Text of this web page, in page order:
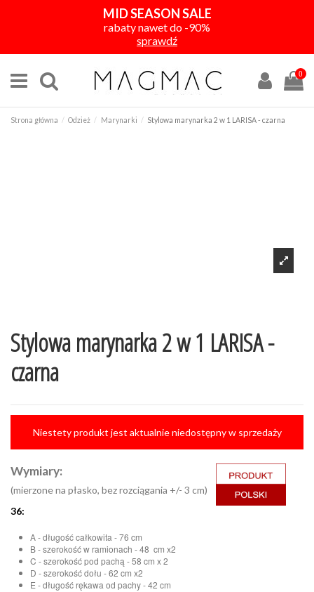
MID SEASON SALE
rabaty nawet do -90%
sprawdź
0
Strona główna Odzież Marynarki Stylowa marynarka 2 w 1 LARISA - czarna
Stylowa marynarka 2 w 1 LARISA -
czarna
Niestety produkt jest aktualnie niedostępny w sprzedaży
Wymiary:
(mierzone na płasko, bez rozciągania +/- 3 cm)
36:
A - długość całkowita - 76 cm
B - szerokość w ramionach - 48 cm x2
C - szerokość pod pachą - 58 cm x 2
D - szerokość dołu - 62 cm x2
E - długość rękawa od pachy - 42 cm